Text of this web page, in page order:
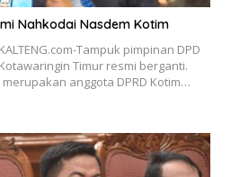
Nahkodai Nasdem Kotim
Tampuk pimpinan DPD
Timur resmi berganti.
anggota DPRD Kotim…